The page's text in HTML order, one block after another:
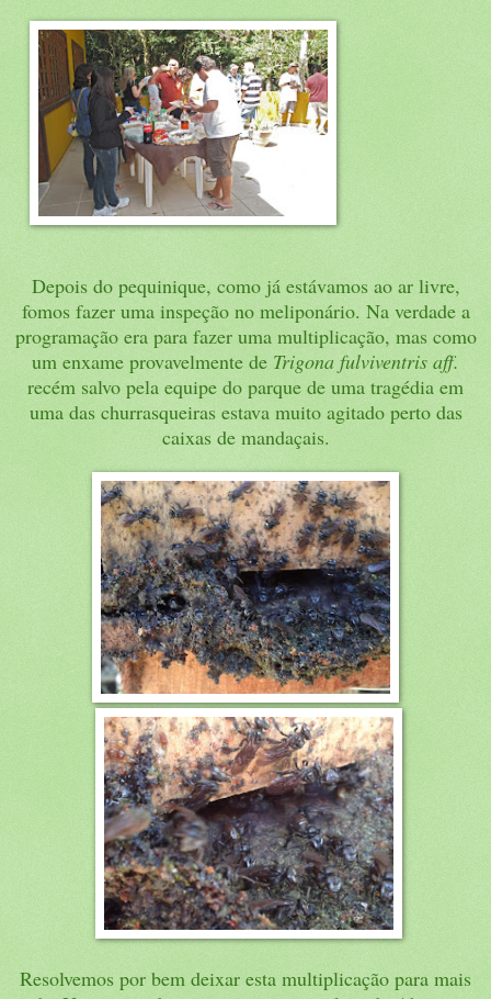
Depois do pequinique, como já estávamos ao ar livre,
fomos fazer uma inspeção no meliponário. Na verdade a
programação era para fazer uma multiplicação, mas como
um enxame provavelmente de Trigona fulviventris aff.
recém salvo pela equipe do parque de uma tragédia em
uma das churrasqueiras estava muito agitado perto das
caixas de mandaçais.
Resolvemos por bem deixar esta multiplicação para mais